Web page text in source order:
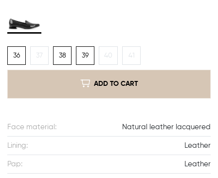
36 37 38 39 40 41
ADD TO CART
Face material: Natural leather lacquered
Lining: Leather
Pap: Leather